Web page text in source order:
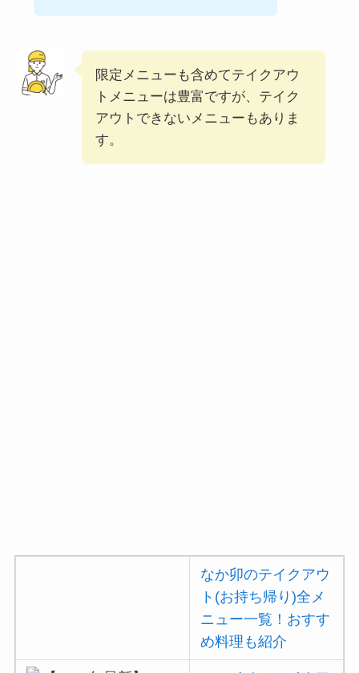
紹介
大戸屋の宅配メニュ
ー一覧！出前デリバ
リーの注文方法も解
覧！おすすめ料理も
紹介
デニーズのテイクア
ウト(お持ち帰り)全
限定メニューも含めてテイクアウ
トメニューは豊富ですが、テイク
アウトできないメニューもありま
す。
なか卯のテイクアウ
ト(お持ち帰り)全メ
ニュー一覧！おすす
め料理も紹介